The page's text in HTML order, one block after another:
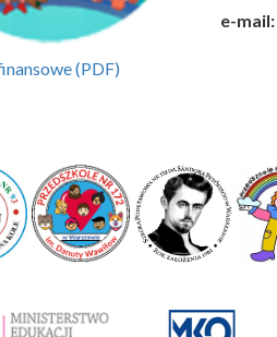
e-mail:
(PDF)